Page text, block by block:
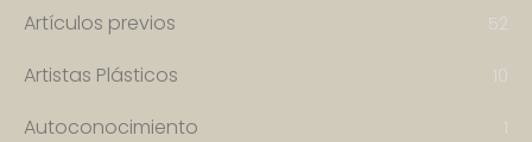
Artículos previos 52
Artistas Plásticos 10
Autoconocimiento 1